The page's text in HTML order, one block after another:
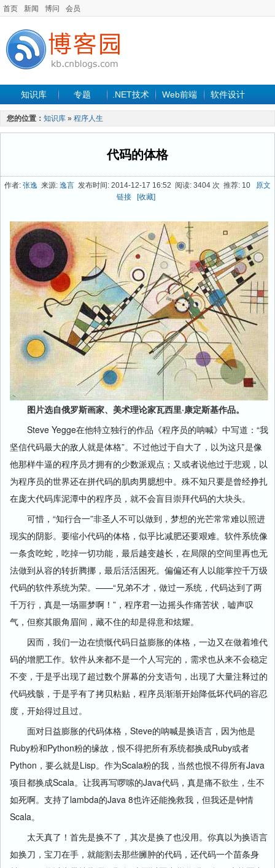
首页 新闻 博问 会员
知识库 专题 .NET技术 Web前端 软件设计
手机开发 软件工程
最新文章
您的位置： 知识库 » 程序人生
代码的体格
作者: 张逸 来源: 逸言 发布时间: 2014-12-17 16:52 阅读: 3404 次 推荐: 10 原文
链接
[收藏]
图片选自俄罗斯画家、美术理论家瓦西里·康定斯基作品。
Steve Yegge在他特立独行的作品《程序员的呐喊》中写道：“我
坚信代码最大的敌人就是体格”。不过他过于自大了，以为这只是像
他那样牛逼的程序员才拥有的少数派观点；又或者说他过于悲观，以
为程序员的世界还在拼代码的肌肉男臆想中。殊不知只要是曾经挣扎
在庞大代码库泥潭中的程序员，就不会盲目崇拜代码的大块头。
可惜，“知行合一”非圣人不可以做到，梦想的光芒常常难以照进
现实的阴影。要缩小代码的体格，似乎比减肥还要艰难。软件系统像
一条贪吃蛇，吃掉一切功能，最后越变越长，在局限的空间里再也无
法做到从容的转折腾挪，最后活活困死。偏偏还有人以能掌控千万级
代码的软件系统为荣。——“兄弟不才，做过一系统，代码达到了两
千万行，真是一场噩梦啊！”，程序君一边摇头作痛苦状，嘘声叹
气，但察其眼角眉间，藏不住的却是得意和炫耀。
因而，我们一边在愤慨代码日益膨胀的体格，一边又在做着堆代
码的增肥工作。软件从来都不是一个人写完的，需求也从来不会稳定
不变，于是乎出现了超过数个屏幕的分支语句，出现了大量注释过的
代码残骸，于是乎有了拷贝粘贴，程序员渐渐开始降低坏代码的容忍
度，开始得过且过。
面对日益膨胀的代码体格，Steve的呐喊是换语言，因为他是
Ruby粉和Python粉的缘故，恨不得把所有系统都换成Ruby或者
Python，要么就是Lisp。作为Scala粉的我，当然也恨不得所有Java
项目都换成Scala。让我再写啰嗦的Java代码，真是痛不欲生，生不
如死啊。支持了lambda的Java 8也许还能挽救我，但我还是钟情
Scala。
太天真了！首先是换不了，其次是换了也没用。你真以为换语言
如换刀，宝刀在手，就能割去那些臃肿的代码，还代码一个苗条身